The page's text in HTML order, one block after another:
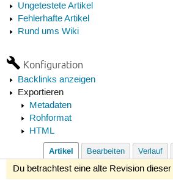
Ungetestete Artikel
Fehlerhafte Artikel
Rund ums Wiki
Konfiguration
Backlinks anzeigen
Exportieren
Metadaten
Rohformat
HTML
Artikel Bearbeiten Verlauf
Du betrachtest eine alte Revision